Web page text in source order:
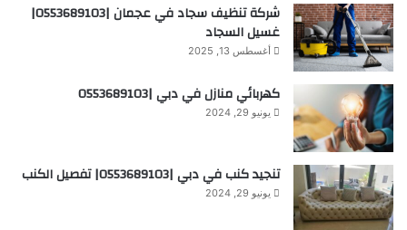
شركة تنظيف سجاد في عجمان |0553689103|
غسيل السجاد
أغسطس 13, 2025
كهربائي منازل في دبي |0553689103
يونيو 29, 2024
تنجيد كنب في دبي |0553689103| تفصيل الكنب
يونيو 29, 2024